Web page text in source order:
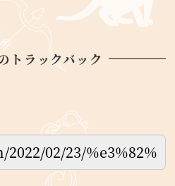
トラックバック